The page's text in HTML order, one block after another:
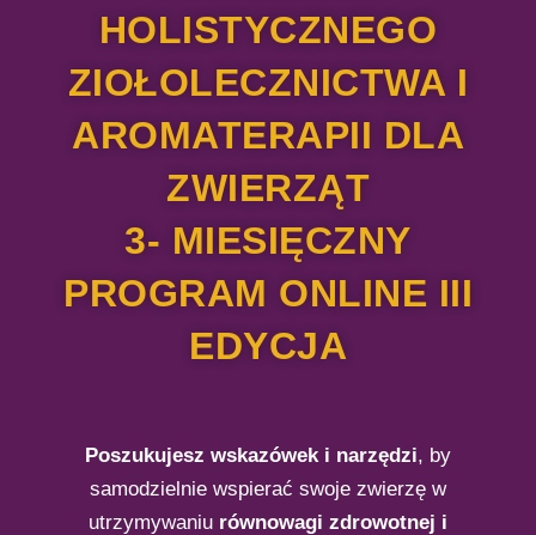
HOLISTYCZNEGO
ZIOŁOLECZNICTWA I
AROMATERAPII DLA
ZWIERZĄT
3- MIESIĘCZNY
PROGRAM ONLINE III
EDYCJA
Poszukujesz wskazówek i narzędzi, by
samodzielnie wspierać swoje zwierzę w
utrzymywaniu równowagi zdrowotnej i